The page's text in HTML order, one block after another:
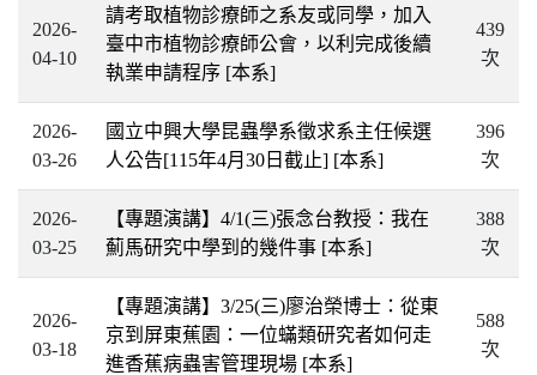
2026-
04-10
請考取植物診療師之系友或同學，加入
臺中市植物診療師公會，以利完成後續
執業申請程序 [本系]
439
次
2026-
03-26
國立中興大學昆蟲學系徵求系主任候選
人公告[115年4月30日截止] [本系]
396
次
2026-
03-25
【專題演講】4/1(三)張念台教授：我在
薊馬研究中學到的幾件事 [本系]
388
次
2026-
03-18
【專題演講】3/25(三)廖治榮博士：從東
京到屏東蕉園：一位蟎類研究者如何走
進香蕉病蟲害管理現場 [本系]
588
次